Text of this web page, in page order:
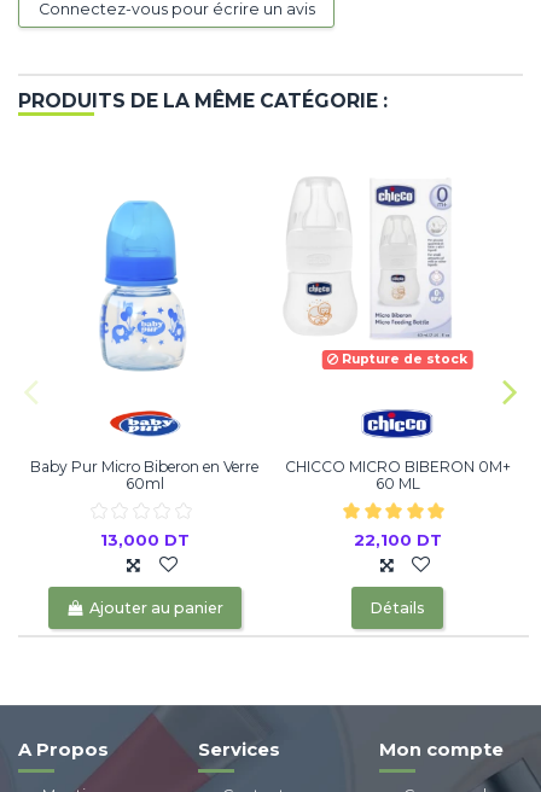
Connectez-vous pour écrire un avis
PRODUITS DE LA MÊME CATÉGORIE :
Baby Pur Micro Biberon en Verre
60ml
13,000 DT
Ajouter au panier
Rupture de stock
CHICCO MICRO BIBERON 0M+
60 ML
22,100 DT
Détails
A Propos Services Mon compte